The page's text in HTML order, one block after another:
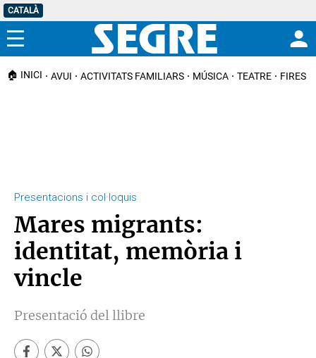
CATALÀ
Menú
🏠 INICI AVUI ACTIVITATS FAMILIARS MÚSICA TEATRE FIRES I
Presentacions i col·loquis
Mares migrants:
identitat, memòria i
vincle
Presentació del llibre